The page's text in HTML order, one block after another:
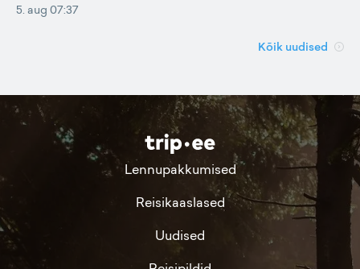
5. aug 07:37
Kõik uudised
Lennupakkumised
Reisikaaslased
Uudised